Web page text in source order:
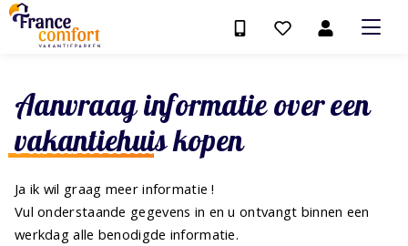
Aanvraag informatie over een
vakantiehuis kopen
Ja ik wil graag meer informatie !
Vul onderstaande gegevens in en u ontvangt binnen een
werkdag alle benodigde informatie.